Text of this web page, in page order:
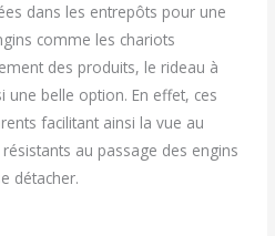
dans les entrepôts pour une
comme les chariots
des produits, le rideau à
une belle option. En effet, ces
facilitant ainsi la vue au
au passage des engins
détacher.